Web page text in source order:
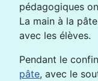
pédagogiques
La main à la
avec les élèves.
Pendant le
pâte, avec le